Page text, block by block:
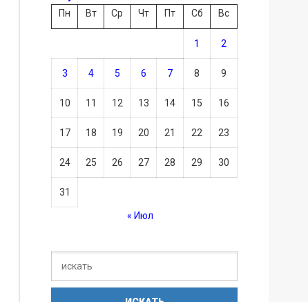
Пн
Вт Ср Чт Пт Сб Вс
1 2
3 4 5 6 7 8 9
10 11 12 13 14 15 16
17 18 19 20 21 22 23
24 25 26 27 28 29 30
31
« Июл